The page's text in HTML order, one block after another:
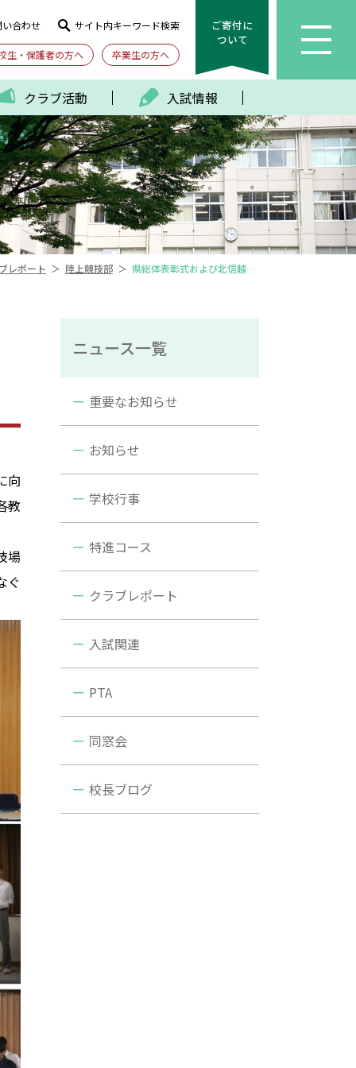
い合わせ サイト内キーワード検索
生・保護者の方へ 卒業生の方へ
ご寄付に
ついて
クラブ活動 入試情報
レポート ＞ 陸上競技部 ＞ 県総体表彰式および北信越総体壮行会
向
教
場
ぐ
ニュース一覧
重要なお知らせ
お知らせ
学校行事
特進コース
クラブレポート
入試関連
PTA
同窓会
校長ブログ